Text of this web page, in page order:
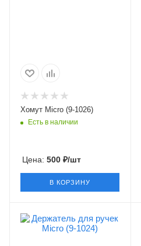
Хомут Micro (9-1026)
Есть в наличии
Цена: 500 ₽/шт
В КОРЗИНУ